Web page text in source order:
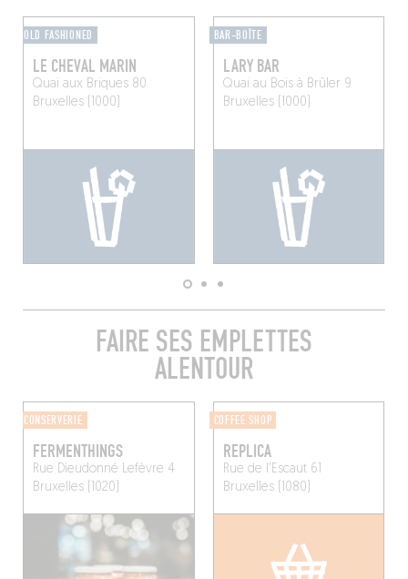
OLD FASHIONED
LE CHEVAL MARIN
Quai aux Briques 80
Bruxelles (1000)
BAR-BOÎTE
LARY BAR
Quai au Bois à Brûler 9
Bruxelles (1000)
FAIRE SES EMPLETTES
ALENTOUR
CONSERVERIE
FERMENTHINGS
Rue Dieudonné Lefèvre 4
Bruxelles (1020)
COFFEE SHOP
REPLICA
Rue de l'Escaut 61
Bruxelles (1080)